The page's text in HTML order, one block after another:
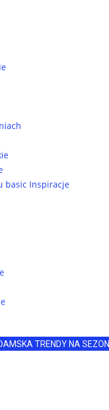
basic Inspiracje
TRENDY NA SEZON